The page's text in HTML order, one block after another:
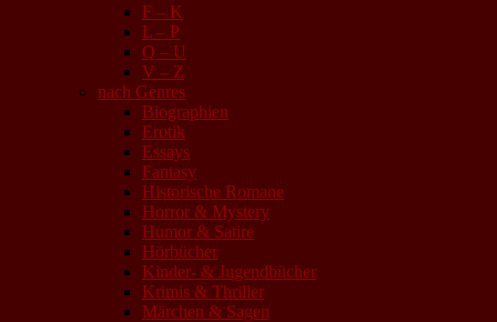
F – K
L – P
Q – U
V – Z
nach Genres
Biographien
Erotik
Essays
Fantasy
Historische Romane
Horror & Mystery
Humor & Satire
Hörbücher
Kinder- & Jugendbücher
Krimis & Thriller
Märchen & Sagen